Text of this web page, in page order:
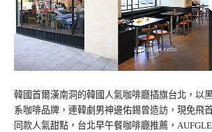
韓國首爾漢南洞的韓國人氣咖啡廳插旗台北，以
系咖啡品牌，連韓劇男神邊佑錫曾造訪，現免飛
同款人氣甜點，台北早午餐咖啡廳推薦，